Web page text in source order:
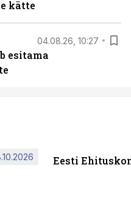
kätte
04.08.26, 10:27
esitama
Eesti